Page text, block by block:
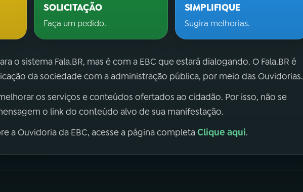
SOLICITAÇÃO
Faça um pedido.
SIMPLIFIQUE
Sugira melhorias.
o sistema Fala.BR, mas é com a EBC que estará dialogando. O Fala.BR é
da sociedade com a administração pública, por meio das Ouvidorias.
os serviços e conteúdos ofertados ao cidadão. Por isso, não se
o link do conteúdo alvo de sua manifestação.
a Ouvidoria da EBC, acesse a página completaClique aqui.